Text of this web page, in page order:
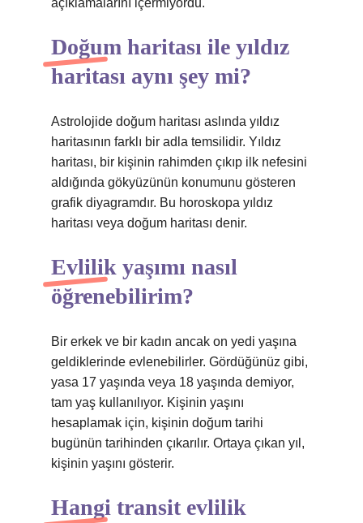
açıklamalarını içermiyordu.
Doğum haritası ile yıldız
haritası aynı şey mi?
Astrolojide doğum haritası aslında yıldız
haritasının farklı bir adla temsilidir. Yıldız
haritası, bir kişinin rahimden çıkıp ilk nefesini
aldığında gökyüzünün konumunu gösteren
grafik diyagramdır. Bu horoskopa yıldız
haritası veya doğum haritası denir.
Evlilik yaşımı nasıl
öğrenebilirim?
Bir erkek ve bir kadın ancak on yedi yaşına
geldiklerinde evlenebilirler. Gördüğünüz gibi,
yasa 17 yaşında veya 18 yaşında demiyor,
tam yaş kullanılıyor. Kişinin yaşını
hesaplamak için, kişinin doğum tarihi
bugünün tarihinden çıkarılır. Ortaya çıkan yıl,
kişinin yaşını gösterir.
Hangi transit evlilik